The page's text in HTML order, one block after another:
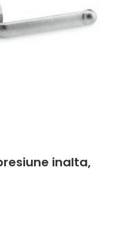
inalta,